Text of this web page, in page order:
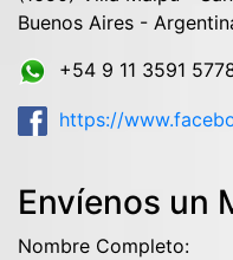
Buenos Aires -
+54 9 11 3591
https://
Envíenos un
Nombre Completo: